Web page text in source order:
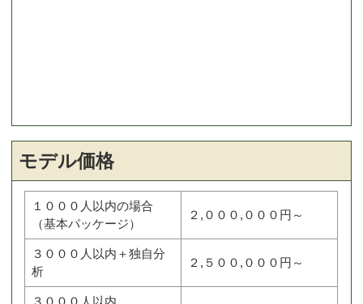
モデル価格
１０００人以内の場合
（基本パッケージ）
２,０００,０００円～
３０００人以内＋独自分
析
２,５００,０００円～